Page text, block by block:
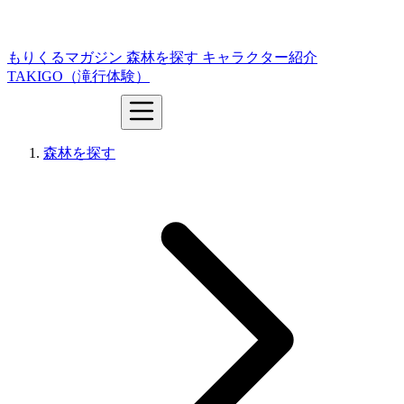
もりくるマガジン 森林を探す キャラクター紹介
TAKIGO（滝行体験）
森林を探す